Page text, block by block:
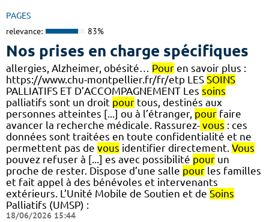
PAGES
relevance: 83%
Nos prises en charge spécifiques
allergies, Alzheimer, obésité… Pour en savoir plus :
https://www.chu-montpellier.fr/fr/etp LES SOINS
PALLIATIFS ET D’ACCOMPAGNEMENT Les soins
palliatifs sont un droit pour tous, destinés aux
personnes atteintes [...] ou à l’étranger, pour faire
avancer la recherche médicale. Rassurez- vous : ces
données sont traitées en toute confidentialité et ne
permettent pas de vous identifier directement. Vous
pouvez refuser à [...] es avec possibilité pour un
proche de rester. Dispose d’une salle pour les familles
et fait appel à des bénévoles et intervenants
extérieurs. L’Unité Mobile de Soutien et de Soins
Palliatifs (UMSP) :
18/06/2026 15:44